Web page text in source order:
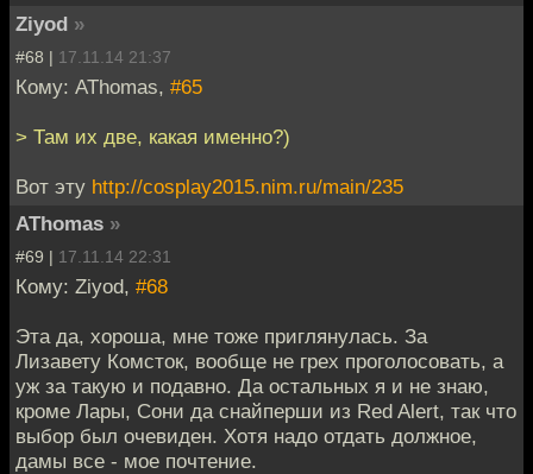
Ziyod »
#68 | 17.11.14 21:37
Кому: AThomas, #65
> Там их две, какая именно?)
Вот эту http://cosplay2015.nim.ru/main/235
AThomas »
#69 | 17.11.14 22:31
Кому: Ziyod, #68
Эта да, хороша, мне тоже приглянулась. За
Лизавету Комсток, вообще не грех проголосовать, а
уж за такую и подавно. Да остальных я и не знаю,
кроме Лары, Сони да снайперши из Red Alert, так что
выбор был очевиден. Хотя надо отдать должное,
дамы все - мое почтение.